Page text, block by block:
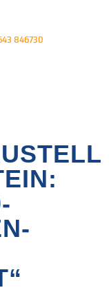
846730
D
E